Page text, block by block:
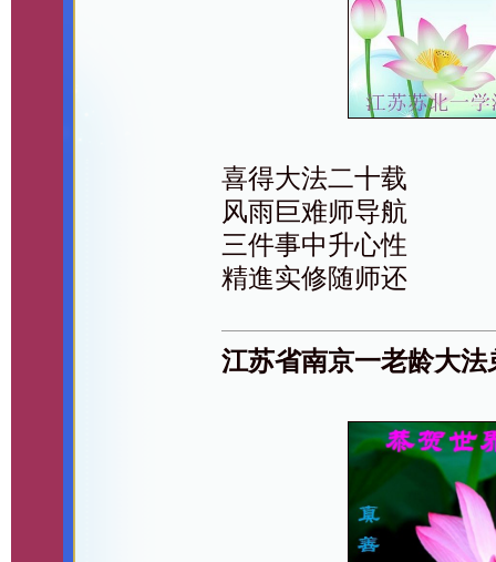
喜得大法二十载
风雨巨难师导航
三件事中升心性
精進实修随师还
江苏省南京一老龄大